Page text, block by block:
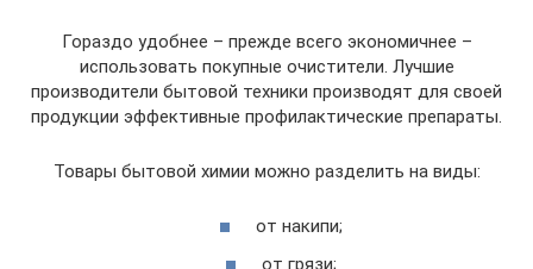
Гораздо удобнее – прежде всего экономичнее –
использовать покупные очистители. Лучшие
производители бытовой техники производят для своей
продукции эффективные профилактические препараты.
Товары бытовой химии можно разделить на виды:
от накипи;
от грязи;